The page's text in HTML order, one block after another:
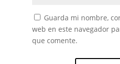
Guarda mi nombre,
web en este navegador
que comente.